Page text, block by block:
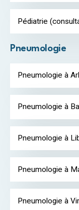
Pédiatrie
Pneumologie
Pneumologie à
Pneumologie à
Pneumologie à
Pneumologie à
Pneumologie à